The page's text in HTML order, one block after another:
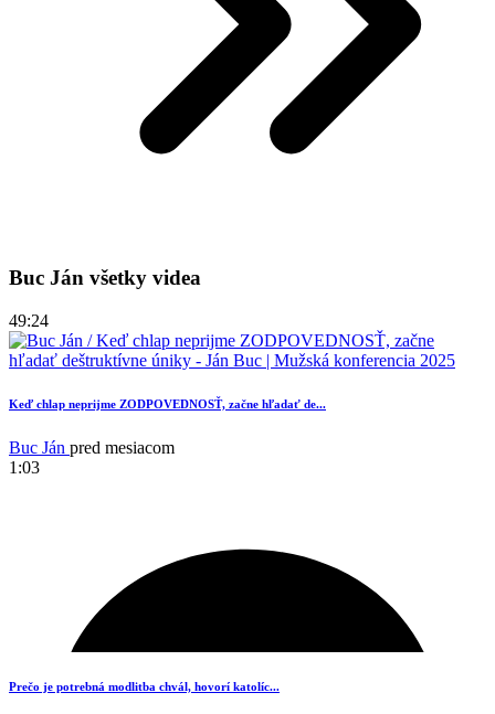
Buc Ján všetky videa
49:24
Keď chlap neprijme ZODPOVEDNOSŤ, začne hľadať de...
Buc Ján pred mesiacom
1:03
Prečo je potrebná modlitba chvál, hovorí katolíc...